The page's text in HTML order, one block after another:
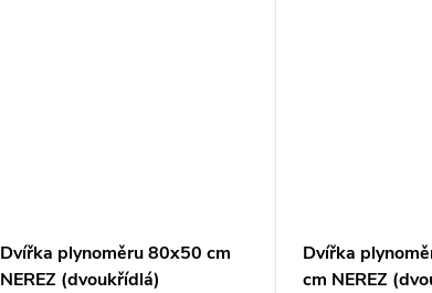
Dvířka plynoměru 80x50 cm
NEREZ (dvoukřídlá)
Dvířka
cm NEREZ